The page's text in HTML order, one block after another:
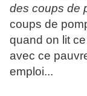
des coups de
coups de
quand on lit
avec ce
emploi...